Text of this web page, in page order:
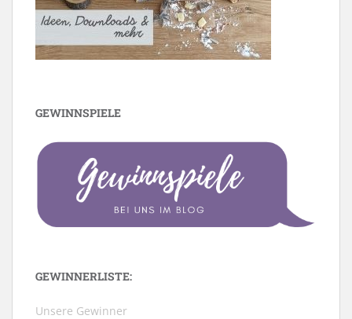
GEWINNSPIELE
GEWINNERLISTE:
Unsere Gewinner